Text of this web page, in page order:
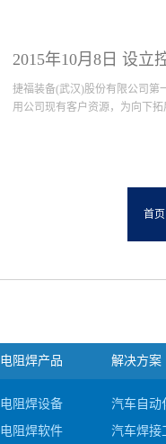
绕着智能制造技术、焊接技术
状和发展趋势。在此次论坛期
到大家广泛的好评。通过此次
2015年10月8日 设立
捷福装备(武汉)股份有限公司
用公司现有客户资源，为向下
料、钢结构件、汽车零部件、首页
电阻焊产品
电阻焊设备
电阻焊软件
解决方案
汽车自动
汽车焊接